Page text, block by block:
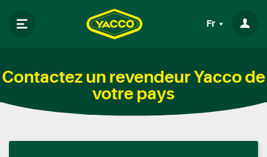
Fr
Contactez un revendeur Yacco de
votre pays